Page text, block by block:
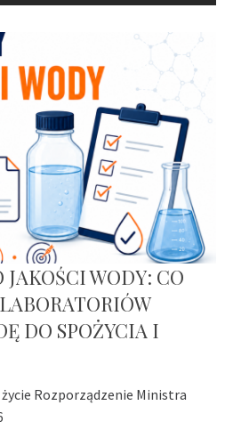
JAKOŚCI WODY: CO
DO SPOŻYCIA I
życie Rozporządzenie Ministra